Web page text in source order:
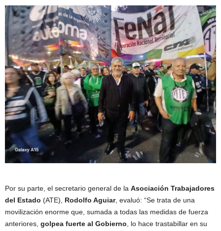
Por su parte, el secretario general de la Asociación Trabajadores
del Estado (ATE), Rodolfo Aguiar, evaluó: “Se trata de una
movilización enorme que, sumada a todas las medidas de fuerza
anteriores, golpea fuerte al Gobierno , lo hace trastabillar en su